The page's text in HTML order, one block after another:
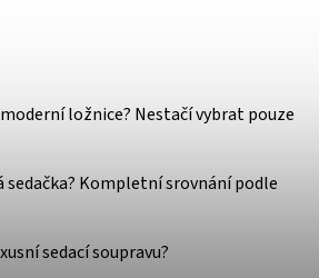
ložnice? Nestačí vybrat pouze
sedačka? Kompletní srovnání podle
sedací soupravu?